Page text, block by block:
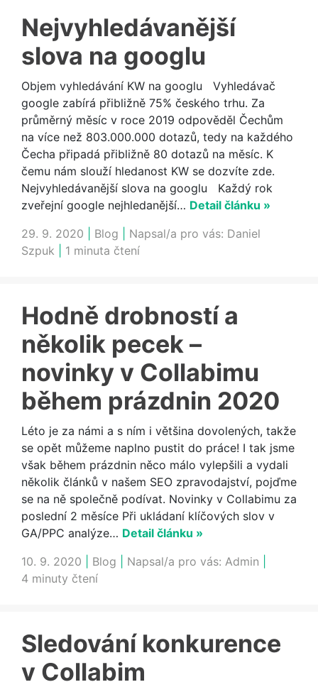
Nejvyhledávanější
slova na googlu
Objem vyhledávání KW na googlu Vyhledávač
google zabírá přibližně 75% českého trhu. Za
průměrný měsíc v roce 2019 odpověděl Čechům
na více než 803.000.000 dotazů, tedy na každého
Čecha připadá přibližně 80 dotazů na měsíc. K
čemu nám slouží hledanost KW se dozvíte zde.
Nejvyhledávanější slova na googlu Každý rok
zveřejní google nejhledanější… Detail článku »
29. 9. 2020
Blog Napsal/a pro vás: Daniel
Szpuk
1 minuta čtení
Hodně drobností a
několik pecek –
novinky v Collabimu
během prázdnin 2020
Léto je za námi a s ním i většina dovolených, takže
se opět můžeme naplno pustit do práce! I tak jsme
však během prázdnin něco málo vylepšili a vydali
několik článků v našem SEO zpravodajství, pojďme
se na ně společně podívat. Novinky v Collabimu za
poslední 2 měsíce Při ukládaní klíčových slov v
GA/PPC analýze… Detail článku »
10. 9. 2020
Blog Napsal/a pro vás: Admin
4 minuty čtení
Sledování konkurence
v Collabim